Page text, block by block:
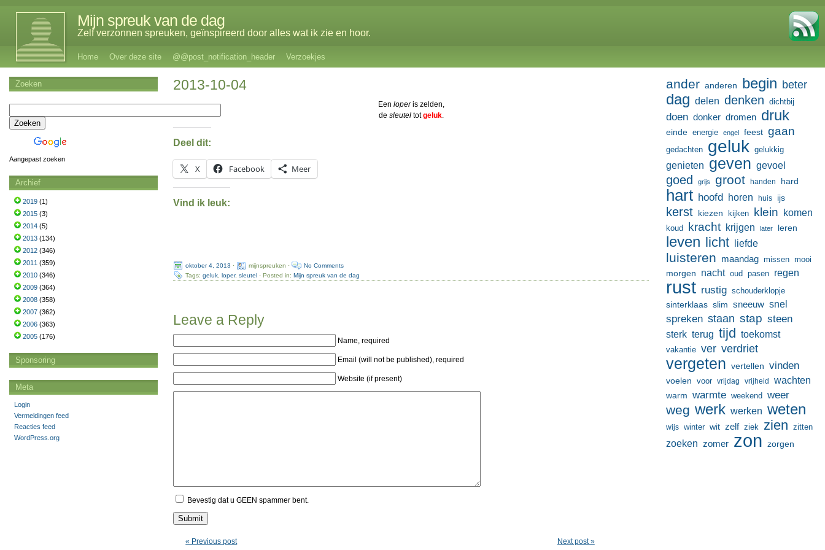
Mijn spreuk van de dag
Zelf verzonnen spreuken, geïnspireerd door alles wat ik zie en hoor.
Home Over deze site @@post_notification_header Verzoekjes
2013-10-04
Een loperis zelden,
de sleuteltotgeluk.
Deel dit:
X Facebook Meer
Vind ik leuk:
oktober 4, 2013 · mijnspreuken ·
No Comments
Tags:geluk ,loper,sleutel · Posted in:Mijn spreuk van de dag
Leave a Reply
Name, required
Email (will not be published), required
Website (if present)
Bevestig dat u GEEN spammer bent.
« Previous post Next post »
ander anderen begin beter
dag delen denken dichtbij
doen donker dromen druk
einde energie engel feest gaan
gedachten geluk gelukkig
genieten geven gevoel
goed grijs groot handen hard
hart hoofd horen huis ijs
kerst kiezen kijken klein komen
koud kracht krijgen later leren
leven licht liefde
luisteren maandag missen mooi
morgen nacht oud pasen regen
rust rustig schouderklopje
sinterklaas slim sneeuw snel
spreken staan stap steen
sterk terug tijd toekomst
vakantie ver verdriet
vergeten vertellen vinden
voelen voor vrijdag vrijheid wachten
warm warmte weekend weer
weg werk werken weten
wijs winter wit zelf ziek zien zitten
zoeken zomer zon zorgen
Zoeken
Aangepast zoeken
Archief
2019 (1)
2015 (3)
2014 (5)
2013 (134)
2012 (346)
2011 (359)
2010 (346)
2009 (364)
2008 (358)
2007 (362)
2006 (363)
2005 (176)
Sponsoring
Meta
Login
Vermeldingen feed
Reacties feed
WordPress.org